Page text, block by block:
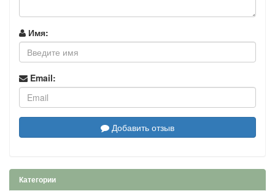
Имя:
Email:
Добавить отзыв
Категории